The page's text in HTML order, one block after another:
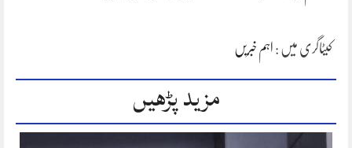
کیٹاگری میں : اہم خبریں
مزید پڑھیں